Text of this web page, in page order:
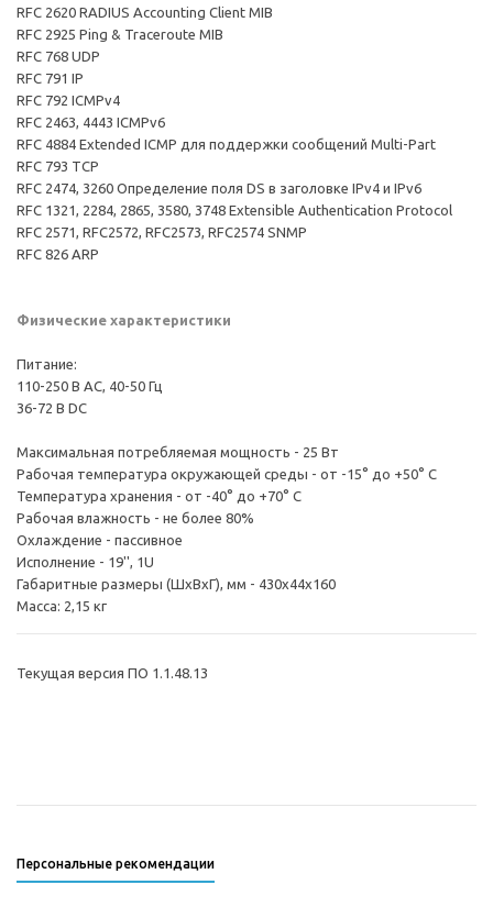
RFC 2620 RADIUS Accounting Client MIB
RFC 2925 Ping & Traceroute MIB
RFC 768 UDP
RFC 791 IP
RFC 792 ICMPv4
RFC 2463, 4443 ICMPv6
RFC 4884 Extended ICMP для поддержки сообщений Multi-Part
RFC 793 TCP
RFC 2474, 3260 Определение поля DS в заголовке IPv4 и IPv6
RFC 1321, 2284, 2865, 3580, 3748 Extensible Authentication Protocol
RFC 2571, RFC2572, RFC2573, RFC2574 SNMP
RFC 826 ARP
Физические характеристики
Питание:
110-250 В AC, 40-50 Гц
36-72 В DC
Максимальная потребляемая мощность - 25 Вт
Рабочая температура окружающей среды - от -15° до +50° С
Температура хранения - от -40° до +70° С
Рабочая влажность - не более 80%
Охлаждение - пассивное
Исполнение - 19'', 1U
Габаритные размеры (ШxВxГ), мм - 430x44х160
Масса: 2,15 кг
Текущая версия ПО 1.1.48.13
Персональные рекомендации